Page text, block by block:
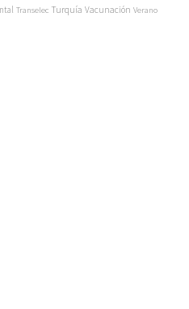
Transelec Turquía Vacunación Verano